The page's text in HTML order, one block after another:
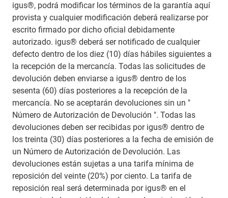
igus®, podrá modificar los términos de la garantía aquí
provista y cualquier modificación deberá realizarse por
escrito firmado por dicho oficial debidamente
autorizado. igus® deberá ser notificado de cualquier
defecto dentro de los diez (10) días hábiles siguientes a
la recepción de la mercancía. Todas las solicitudes de
devolución deben enviarse a igus® dentro de los
sesenta (60) días posteriores a la recepción de la
mercancía. No se aceptarán devoluciones sin un "
Número de Autorización de Devolución ". Todas las
devoluciones deben ser recibidas por igus® dentro de
los treinta (30) días posteriores a la fecha de emisión de
un Número de Autorización de Devolución. Las
devoluciones están sujetas a una tarifa mínima de
reposición del veinte (20%) por ciento. La tarifa de
reposición real será determinada por igus® en el